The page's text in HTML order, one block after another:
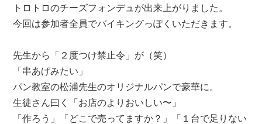
トロトロのチーズフォンデュが出来上がりました。
今回は参加者全員でバイキングっぽくいただきます。
先生から「２度つけ禁止令」が（笑）
「串あげみたい」
パン教室の松浦先生のオリジナルパンで豪華に。
生徒さん曰く「お店のよりおいしい〜」
「作ろう」「どこで売ってますか？」「１台で足りない